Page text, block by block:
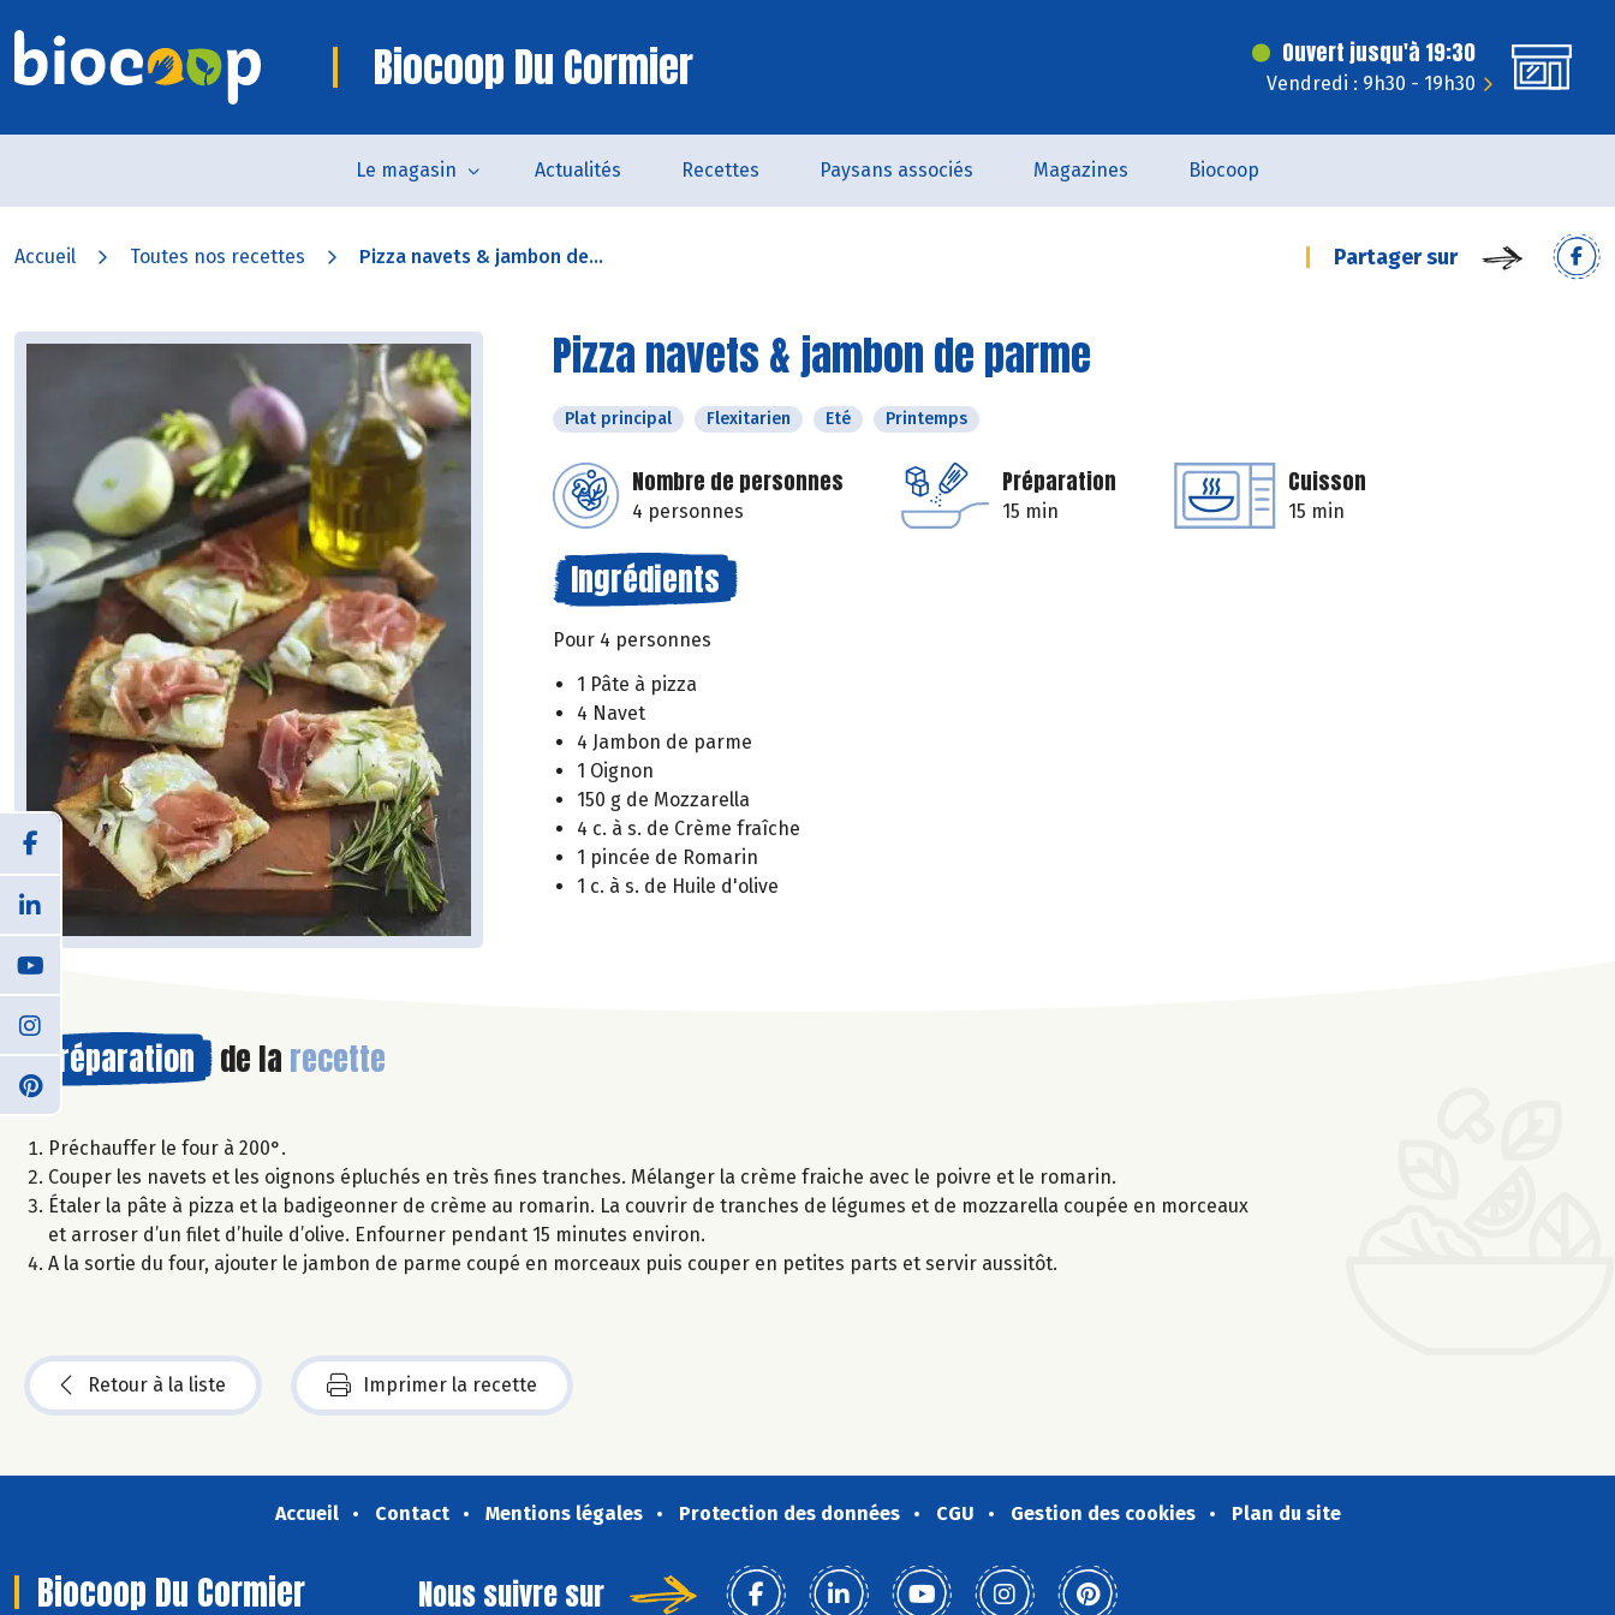
Biocoop Du Cormier Ouvert jusqu'à 19:30
Vendredi : 9h30 - 19h30
Le magasin Actualités Recettes Paysans associés Magazines Biocoop
Accueil Toutes nos recettes Pizza navets & jambon de... Partager sur
Pizza navets & jambon de parme
Plat principal Flexitarien Eté Printemps
Nombre de personnes
4 personnes
Préparation
15 min
Cuisson
15 min
Ingrédients
Pour 4 personnes
1 Pâte à pizza
4 Navet
4 Jambon de parme
1 Oignon
150 g de Mozzarella
4 c. à s. de Crème fraîche
1 pincée de Romarin
1 c. à s. de Huile d'olive
Préparation de la recette
Préchauffer le four à 200°.
Couper les navets et les oignons épluchés en très fines tranches. Mélanger la crème fraiche avec le poivre et le romarin.
Étaler la pâte à pizza et la badigeonner de crème au romarin. La couvrir de tranches de légumes et de mozzarella coupée en morceaux
et arroser d’un filet d’huile d’olive. Enfourner pendant 15 minutes environ.
A la sortie du four, ajouter le jambon de parme coupé en morceaux puis couper en petites parts et servir aussitôt.
Retour à la liste Imprimer la recette
Accueil Contact Mentions légales Protection des données CGU Gestion des cookies Plan du site
Biocoop Du Cormier Nous suivre sur